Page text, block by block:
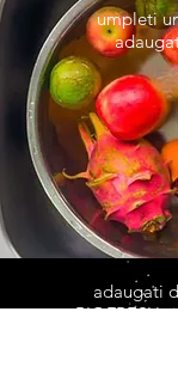
umpleti
adaugati
BIOFRESH